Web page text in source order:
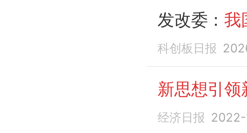
发改委：我
科创板日报
新思想引领
经济日报